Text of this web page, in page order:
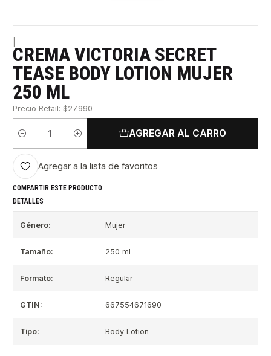
CREMA VICTORIA SECRET
TEASE BODY LOTION MUJER
250 ML
Precio Retail: $27.990
Cantidad
AGREGAR AL CARRO
Agregar a la lista de favoritos
COMPARTIR ESTE PRODUCTO
DETALLES
Género: Mujer
Tamaño: 250 ml
Formato: Regular
GTIN: 667554671690
Tipo: Body Lotion